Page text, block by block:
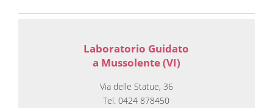
Laboratorio ​Guidato
a ​Mussolente (VI)
Via delle Statue, 36
Tel. 0424 878450